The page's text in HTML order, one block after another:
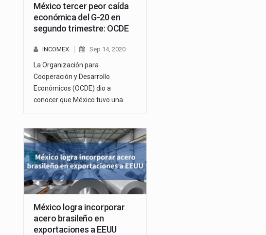
México tercer peor caída
económica del G-20 en
segundo trimestre: OCDE
INCOMEX Sep 14, 2020
La Organización para
Cooperación y Desarrollo
Económicos (OCDE) dio a
conocer que México tuvo una…
México logra incorporar
acero brasileño en
exportaciones a EEUU